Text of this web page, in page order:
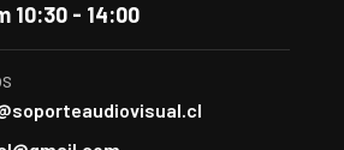
10:30 - 14:00